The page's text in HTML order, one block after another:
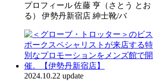
プロフィール 佐藤 亨（さとう とお
る） 伊勢丹新宿店 紳士靴/バ
2024.10.22 update